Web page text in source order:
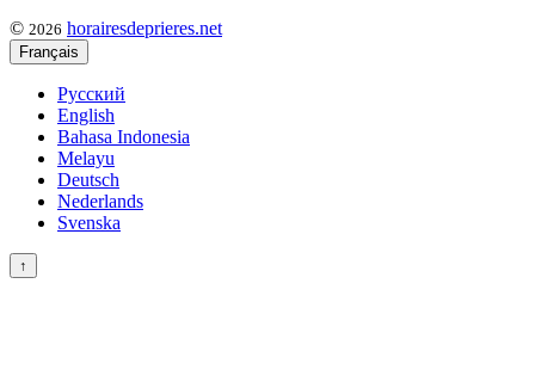
© 2026 horairesdeprieres.net
Français
Русский
English
Bahasa Indonesia
Melayu
Deutsch
Nederlands
Svenska
↑